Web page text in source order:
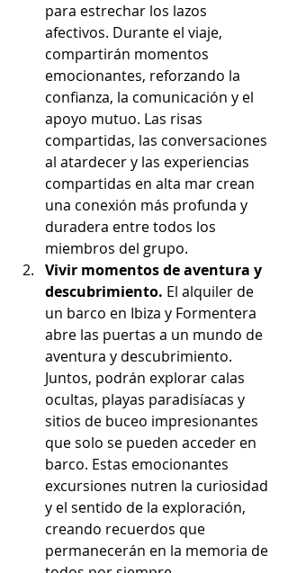
para estrechar los lazos
afectivos. Durante el viaje,
compartirán momentos
emocionantes, reforzando la
confianza, la comunicación y el
apoyo mutuo. Las risas
compartidas, las conversaciones
al atardecer y las experiencias
compartidas en alta mar crean
una conexión más profunda y
duradera entre todos los
miembros del grupo.
Vivir momentos de aventura y
descubrimiento. El alquiler de
un barco en Ibiza y Formentera
abre las puertas a un mundo de
aventura y descubrimiento.
Juntos, podrán explorar calas
ocultas, playas paradisíacas y
sitios de buceo impresionantes
que solo se pueden acceder en
barco. Estas emocionantes
excursiones nutren la curiosidad
y el sentido de la exploración,
creando recuerdos que
permanecerán en la memoria de